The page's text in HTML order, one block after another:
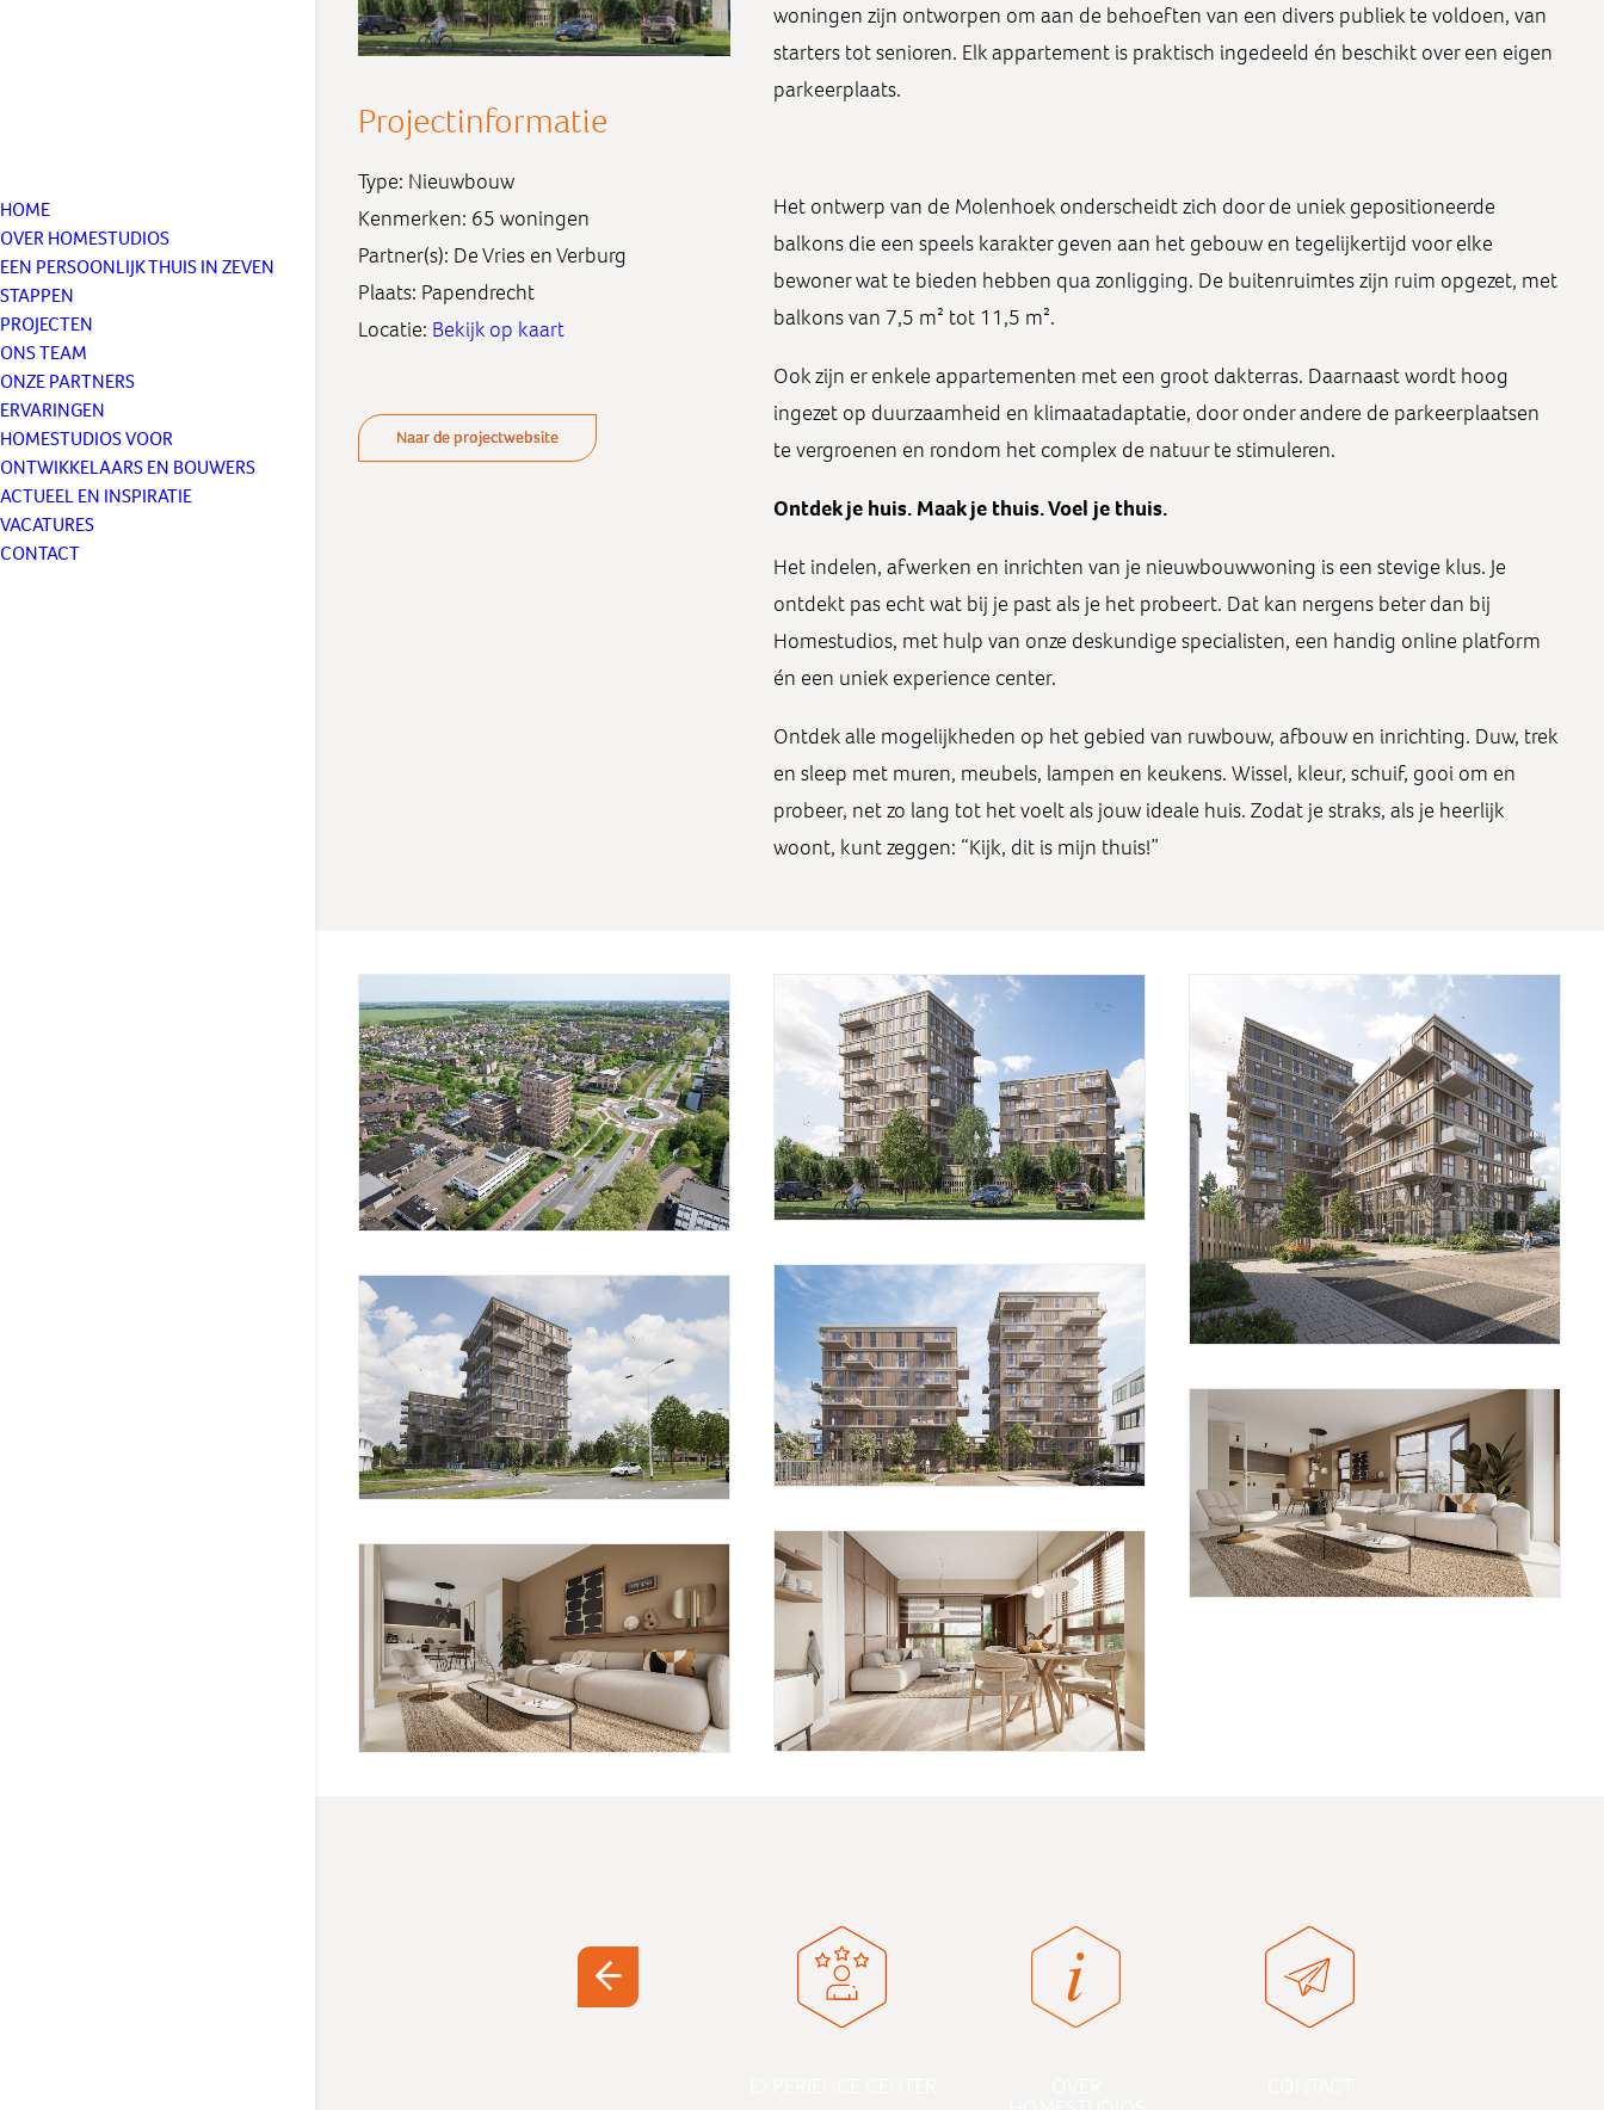
HOME
OVER HOMESTUDIOS
EEN PERSOONLIJK THUIS IN ZEVEN
STAPPEN
PROJECTEN
ONS TEAM
ONZE PARTNERS
ERVARINGEN
HOMESTUDIOS VOOR
ONTWIKKELAARS EN BOUWERS
ACTUEEL EN INSPIRATIE
VACATURES
CONTACT
Projectinformatie
Type: Nieuwbouw
Kenmerken: 65 woningen
Partner(s): De Vries en Verburg
Plaats: Papendrecht
Locatie: Bekijk op kaart
Naar de projectwebsite
woningen zijn ontworpen om aan de behoeften van een divers publiek te voldoen, van
starters tot senioren. Elk appartement is praktisch ingedeeld én beschikt over een eigen
parkeerplaats.
Het ontwerp van de Molenhoek onderscheidt zich door de uniek gepositioneerde
balkons die een speels karakter geven aan het gebouw en tegelijkertijd voor elke
bewoner wat te bieden hebben qua zonligging. De buitenruimtes zijn ruim opgezet, met
balkons van 7,5 m² tot 11,5 m².
Ook zijn er enkele appartementen met een groot dakterras. Daarnaast wordt hoog
ingezet op duurzaamheid en klimaatadaptatie, door onder andere de parkeerplaatsen
te vergroenen en rondom het complex de natuur te stimuleren.
Ontdek je huis. Maak je thuis. Voel je thuis.
Het indelen, afwerken en inrichten van je nieuwbouwwoning is een stevige klus. Je
ontdekt pas echt wat bij je past als je het probeert. Dat kan nergens beter dan bij
Homestudios, met hulp van onze deskundige specialisten, een handig online platform
én een uniek experience center.
Ontdek alle mogelijkheden op het gebied van ruwbouw, afbouw en inrichting. Duw, trek
en sleep met muren, meubels, lampen en keukens. Wissel, kleur, schuif, gooi om en
probeer, net zo lang tot het voelt als jouw ideale huis. Zodat je straks, als je heerlijk
woont, kunt zeggen: “Kijk, dit is mijn thuis!”